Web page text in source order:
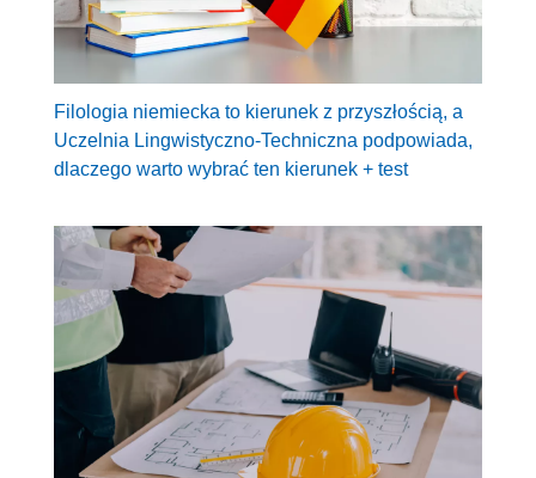
Filologia niemiecka to kierunek z przyszłością, a
Uczelnia Lingwistyczno-Techniczna podpowiada,
dlaczego warto wybrać ten kierunek + test